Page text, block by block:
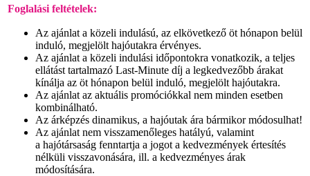
Foglalási feltételek:
Az ajánlat a közeli indulású, az elkövetkező öt hónapon belül
induló, megjelölt hajóutakra érvényes.
Az ajánlat a közeli indulási időpontokra vonatkozik, a teljes
ellátást tartalmazó Last-Minute díj a legkedvezőbb árakat
kínálja az öt hónapon belül induló, megjelölt hajóutakra.
Az ajánlat az aktuális promóciókkal nem minden esetben
kombinálható.
Az árképzés dinamikus, a hajóutak ára bármikor módosulhat!
Az ajánlat nem visszamenőleges hatályú, valamint
a hajótársaság fenntartja a jogot a kedvezmények értesítés
nélküli visszavonására, ill. a kedvezményes árak
módosítására.